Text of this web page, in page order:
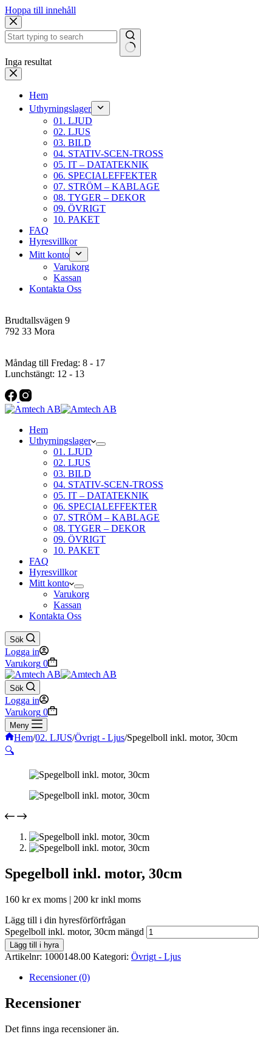
Hoppa till innehåll
Inga resultat
Hem
Uthyrningslager
01. LJUD
02. LJUS
03. BILD
04. STATIV-SCEN-TROSS
05. IT – DATATEKNIK
06. SPECIALEFFEKTER
07. STRÖM – KABLAGE
08. TYGER – DEKOR
09. ÖVRIGT
10. PAKET
FAQ
Hyresvillkor
Mitt konto
Varukorg
Kassan
Kontakta Oss
Brudtallsvägen 9
792 33 Mora
Måndag till Fredag: 8 - 17
Lunchstängt: 12 - 13
Hem
Uthyrningslager
01. LJUD
02. LJUS
03. BILD
04. STATIV-SCEN-TROSS
05. IT – DATATEKNIK
06. SPECIALEFFEKTER
07. STRÖM – KABLAGE
08. TYGER – DEKOR
09. ÖVRIGT
10. PAKET
FAQ
Hyresvillkor
Mitt konto
Varukorg
Kassan
Kontakta Oss
Sök
Logga in
Varukorg 0
Sök
Logga in
Varukorg 0
Meny
Hem/02. LJUS/Övrigt - Ljus/Spegelboll inkl. motor, 30cm
🔍
Spegelboll inkl. motor, 30cm
160 krex moms | 200 krinkl moms
Lägg till i din hyresförförfrågan
Spegelboll inkl. motor, 30cm mängd
Lägg till i hyra
Artikelnr: 1000148.00 Kategori: Övrigt - Ljus
Recensioner (0)
Recensioner
Det finns inga recensioner än.